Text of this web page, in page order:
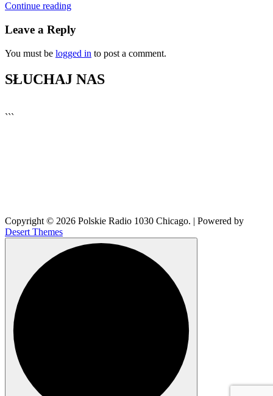
Continue reading
Leave a Reply
You must be logged in to post a comment.
SŁUCHAJ NAS
```
Copyright © 2026 Polskie Radio 1030 Chicago. | Powered by
Desert Themes